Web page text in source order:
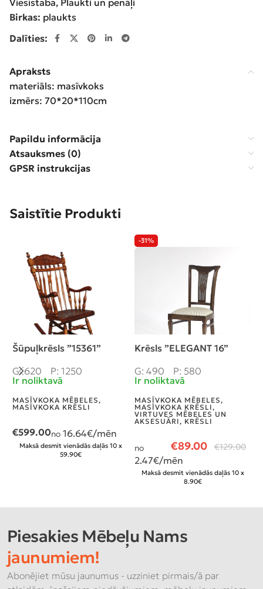
Viesistaba, Plaukti un penāļi
Birkas: plaukts
Dalīties:
Apraksts
materiāls: masīvkoks
izmērs: 70*20*110cm
Papildu informācija
Atsauksmes (0)
GPSR instrukcijas
Saistītie Produkti
Šūpuļkrēsls ”15361”
G: 620
P: 1250
Ir noliktavā
MASĪVKOKA MĒBELES,
MASĪVKOKA KRĒSLI
€599.00no 16.64€/mēn
Maksā desmit vienādās daļās 10 x
59.90€
-31%
Krēsls ”ELEGANT 16”
G: 490
P: 580
Ir noliktavā
MASĪVKOKA MĒBELES,
MASĪVKOKA KRĒSLI,
VIRTUVES MĒBELES UN
AKSESUĀRI, KRĒSLI
€89.00 €129.00
no
2.47€/mēn
Maksā desmit vienādās daļās 10 x
8.90€
Piesakies Mēbeļu Nams
jaunumiem!
Abonējiet mūsu jaunumus - uzziniet pirmais/ā par